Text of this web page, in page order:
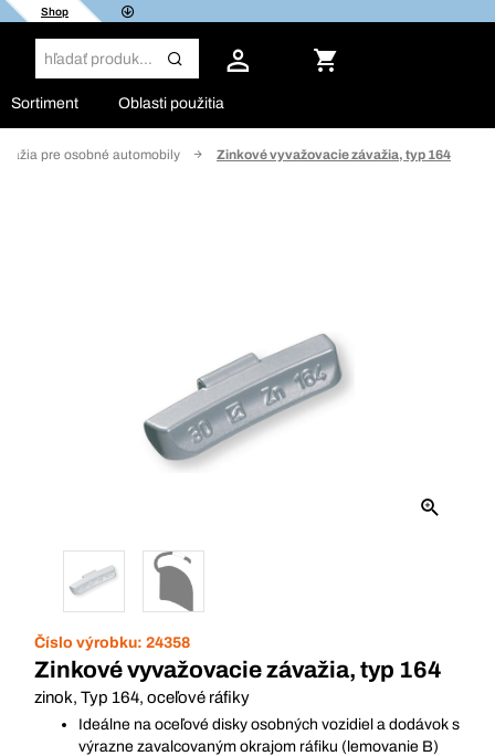
Shop
Sortiment Oblasti použitia
pre osobné automobily Zinkové vyvažovacie závažia, typ 164
Číslo výrobku: 24358
Zinkové vyvažovacie závažia, typ 164
zinok, Typ 164, oceľové ráfiky
Ideálne na oceľové disky osobných vozidiel a dodávok s
výrazne zavalcovaným okrajom ráfiku (lemovanie B)